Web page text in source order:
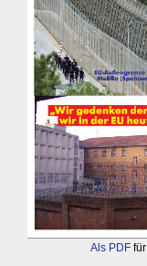
Als PDF